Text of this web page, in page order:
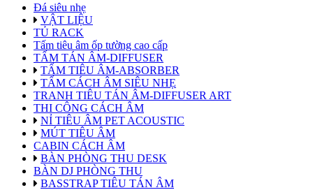
Đá siêu nhẹ
VẬT LIỆU
TỦ RACK
Tấm tiêu âm ốp tường cao cấp
TẤM TÁN ÂM-DIFFUSER
TẤM TIÊU ÂM-ABSORBER
TẤM CÁCH ÂM SIÊU NHẸ
TRANH TIÊU TÁN ÂM-DIFFUSER ART
THI CÔNG CÁCH ÂM
NỈ TIÊU ÂM PET ACOUSTIC
MÚT TIÊU ÂM
CABIN CÁCH ÂM
BÀN PHÒNG THU DESK
BÀN DJ PHÒNG THU
BASSTRAP TIÊU TÁN ÂM